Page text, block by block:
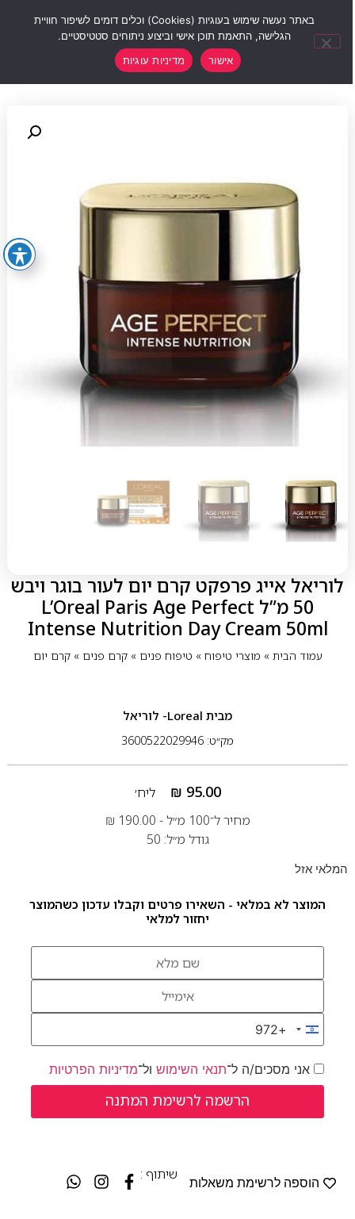
לוריאל אייג פרפקט קרם יום לעור בוגר ויבש
50 מ”ל L’Oreal Paris Age Perfect
Intense Nutrition Day Cream 50ml
עמוד הבית» מוצרי טיפוח» טיפוח פנים» קרם פנים» קרם יום
מבית Loreal- לוריאל
מק״ט: 3600522029946
₪ 95.00
ליח׳
מחיר ל־100 מ״ל -
₪ 190.00
גודל מ״ל: 50
המלאי אזל
המוצר לא במלאי - השאירו פרטים וקבלו עדכון כשהמוצר
יחזור למלאי
Israel +972
+972
אני מסכים/ה ל־תנאי השימושול־מדיניות הפרטיות
הוספה לרשימת משאלות
שיתוף :
באתר נעשה שימוש בעוגיות (Cookies) וכלים דומים לשיפור חוויית
הגלישה, התאמת תוכן אישי וביצוע ניתוחים סטטיסטיים.
אישור
מדיניות עוגיות